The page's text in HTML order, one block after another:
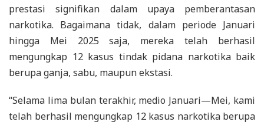
prestasi signifikan dalam upaya pemberantasan
narkotika. Bagaimana tidak, dalam periode Januari
hingga Mei 2025 saja, mereka telah berhasil
mengungkap 12 kasus tindak pidana narkotika baik
berupa ganja, sabu, maupun ekstasi.
“Selama lima bulan terakhir, medio Januari—Mei, kami
telah berhasil mengungkap 12 kasus narkotika berupa